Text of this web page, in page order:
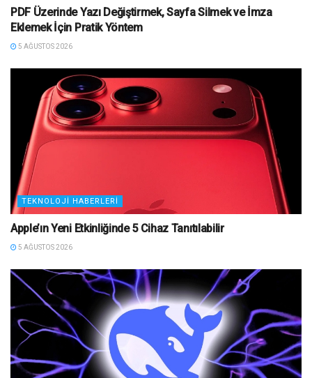
PDF Üzerinde Yazı Değiştirmek, Sayfa Silmek ve İmza
Eklemek İçin Pratik Yöntem
5 AĞUSTOS 2026
TEKNOLOJI HABERLERI
Apple’ın Yeni Etkinliğinde 5 Cihaz Tanıtılabilir
5 AĞUSTOS 2026